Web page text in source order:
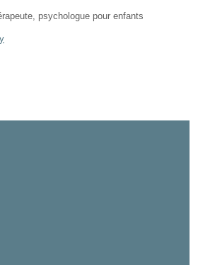
psychologue pour enfants